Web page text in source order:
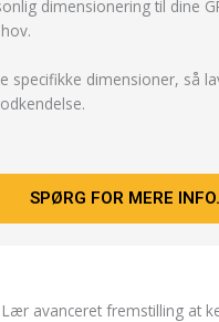
dimensionering til dine
specifikke dimensioner, så
SPØRG FOR MERE INFO.
Lær avanceret fremstilling at